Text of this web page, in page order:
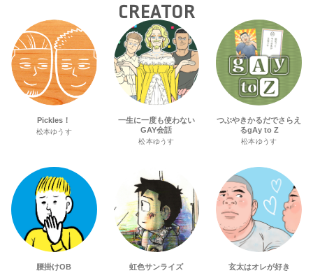
CREATOR
Pickles！
松本ゆうす
一生に一度も使わない
GAY会話
松本ゆうす
つぶやきかるだでさらえ
るgAy to Z
松本ゆうす
腰掛けOB 虹色サンライズ 玄太はオレが好き